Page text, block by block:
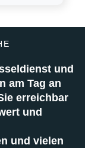
und
am Tag an
erreichbar
und
und vielen